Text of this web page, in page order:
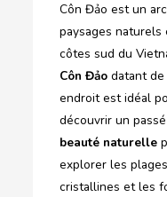
Côn Đảo est un
paysages
côtes sud du
Côn Đảo datant de
endroit est idéal
découvrir un
beauté naturelle
explorer les
cristallines et les